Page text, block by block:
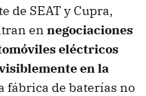
de SEAT y Cupra,
en negociaciones
eléctricos
en la
fábrica de baterías no